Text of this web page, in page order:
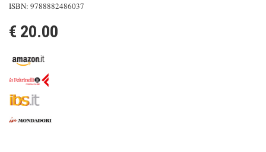
ISBN: 9788882486037
€ 20.00